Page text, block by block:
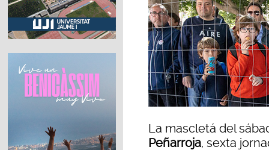
La mascletá del
Peñarroja, sexta